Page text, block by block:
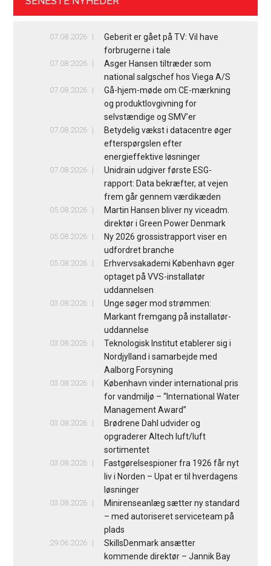
07.08.2026
Geberit er gået på TV: Vil have
forbrugerne i tale
07.08.2026
Asger Hansen tiltræder som
national salgschef hos Viega A/S
07.08.2026
Gå-hjem-møde om CE-mærkning
og produktlovgivning for
selvstændige og SMV’er
07.08.2026
Betydelig vækst i datacentre øger
efterspørgslen efter
energieffektive løsninger
07.08.2026
Unidrain udgiver første ESG-
rapport: Data bekræfter, at vejen
frem går gennem værdikæden
05.08.2026
Martin Hansen bliver ny viceadm.
direktør i Green Power Denmark
05.08.2026
Ny 2026 grossistrapport viser en
udfordret branche
05.08.2026
Erhvervsakademi København øger
optaget på VVS-installatør
uddannelsen
03.08.2026
Unge søger mod strømmen:
Markant fremgang på installatør-
uddannelse
03.08.2026
Teknologisk Institut etablerer sig i
Nordjylland i samarbejde med
Aalborg Forsyning
03.08.2026
København vinder international pris
for vandmiljø – “International Water
Management Award”
03.08.2026
Brødrene Dahl udvider og
opgraderer Altech luft/luft
sortimentet
03.08.2026
Fastgørelsespioner fra 1926 får nyt
liv i Norden – Upat er til hverdagens
løsninger
03.08.2026
Minirenseanlæg sætter ny standard
– med autoriseret serviceteam på
plads
29.06.2026
SkillsDenmark ansætter
kommende direktør – Jannik Bay